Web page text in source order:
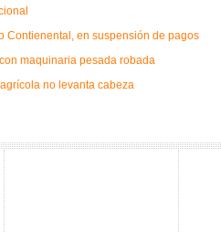
Contienental, en suspensión de pagos
maquinaria pesada robada
no levanta cabeza